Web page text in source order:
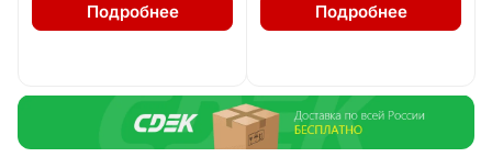
Подробнее Подробнее